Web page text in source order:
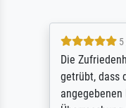
5
Die
getrübt, dass